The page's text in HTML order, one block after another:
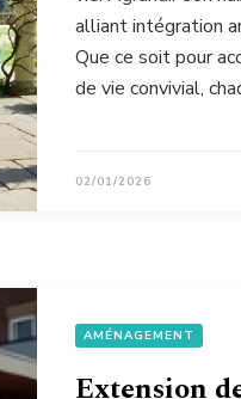
alliant intégration
Que ce soit pour
de vie convivial,
02/01/2026
AMÉNAGEMENT
Extension